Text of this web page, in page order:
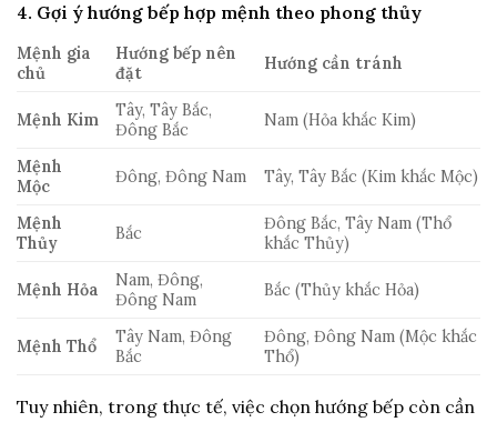
4. Gợi ý hướng bếp hợp mệnh theo phong thủy
Mệnh gia
chủ
Hướng bếp nên
đặt
Hướng cần tránh
Mệnh Kim
Tây, Tây Bắc,
Đông Bắc
Nam (Hỏa khắc Kim)
Mệnh
Mộc
Đông, Đông Nam Tây, Tây Bắc (Kim khắc Mộc)
Mệnh
Thủy
Bắc
Đông Bắc, Tây Nam (Thổ
khắc Thủy)
Mệnh Hỏa
Nam, Đông,
Đông Nam
Bắc (Thủy khắc Hỏa)
Mệnh Thổ
Tây Nam, Đông
Bắc
Đông, Đông Nam (Mộc khắc
Thổ)
Tuy nhiên, trong thực tế, việc chọn hướng bếp còn cần